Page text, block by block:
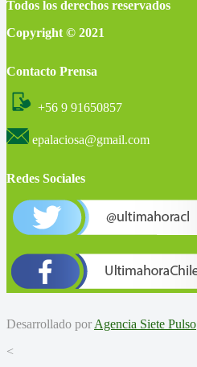
Todos los derechos reservados
Copyright © 2021
Contacto Prensa
+56 9 91650857
epalaciosa@gmail.com
Redes Sociales
Desarrollado por Agencia Siete Pulso
<